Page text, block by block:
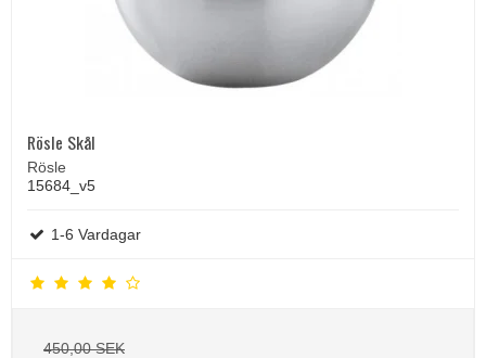
Rösle Skål
Rösle
15684_v5
1-6 Vardagar
450,00 SEK